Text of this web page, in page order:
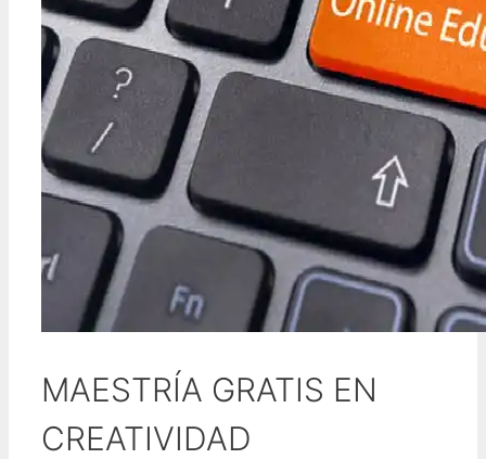
MAESTRÍA GRATIS EN
CREATIVIDAD